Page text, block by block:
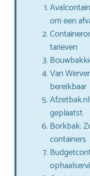
om een
tarieven
Van
bereikbaar
geplaatst
Borkbak:
containers